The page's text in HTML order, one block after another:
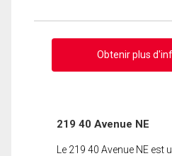
Obtenir plus
219 40 Avenue NE
Le 219 40 Avenue NE est